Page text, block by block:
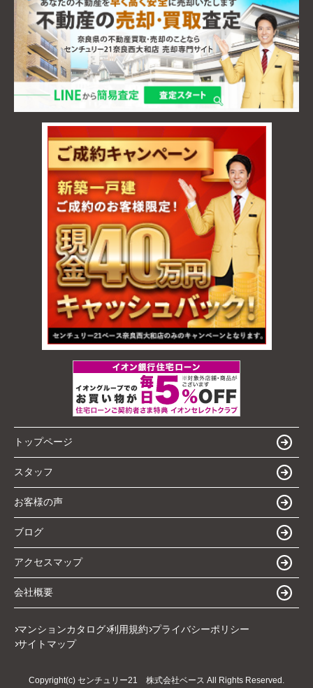
トップページ
スタッフ
お客様の声
ブログ
アクセスマップ
会社概要
マンションカタログ 利用規約 プライバシーポリシー
サイトマップ
Copyright(c) センチュリー21 株式会社ベース All Rights Reserved.